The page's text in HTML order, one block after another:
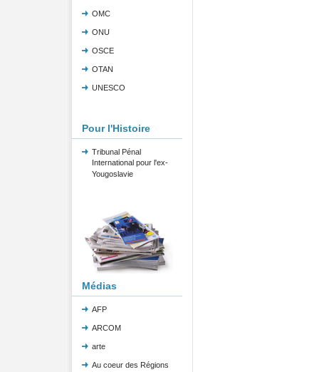
OMC
ONU
OSCE
OTAN
UNESCO
Pour l'Histoire
Tribunal Pénal
International pour l'ex-
Yougoslavie
Médias
AFP
ARCOM
arte
Au coeur des Régions